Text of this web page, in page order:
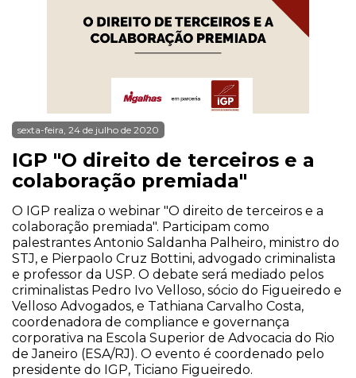
sexta-feira, 24 de julho de 2020
IGP "O direito de terceiros e a
colaboração premiada"
O IGP realiza o webinar "O direito de terceiros e a
colaboração premiada". Participam como
palestrantes Antonio Saldanha Palheiro, ministro do
STJ, e Pierpaolo Cruz Bottini, advogado criminalista
e professor da USP. O debate será mediado pelos
criminalistas Pedro Ivo Velloso, sócio do Figueiredo e
Velloso Advogados, e Tathiana Carvalho Costa,
coordenadora de compliance e governança
corporativa na Escola Superior de Advocacia do Rio
de Janeiro (ESA/RJ). O evento é coordenado pelo
presidente do IGP, Ticiano Figueiredo.